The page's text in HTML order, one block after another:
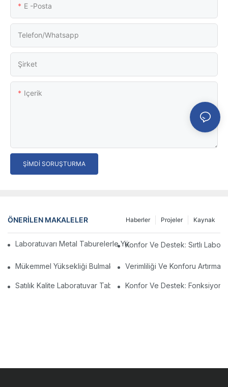
E -posta
Telefon/whatsapp
Şirket
Içerik
ŞIMDI SORUŞTURMA
ÖNERILEN MAKALELER Kaynak
Projeler
Haberler
Laboratuvarı Metal Taburelerle Yükseltin: Sırt Desteğiyle Rahat
Konfor Ve Destek: Sırtlı
Mükemmel Yüksekliği Bulmak: Ayarlanabilir Laboratuvar
Verimliliği Ve Konforu
Satılık Kalite Laboratuvar Taburelerini Keşfedin: Çalışma
Konfor Ve Destek: Fonksiyonel